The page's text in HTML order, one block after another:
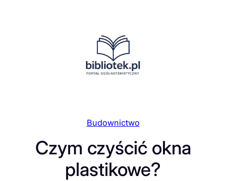
Budownictwo
Czym czyścić okna
plastikowe?